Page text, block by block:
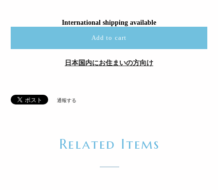
International shipping available
Add to cart
日本国内にお住まいの方向け
通報する
Related Items